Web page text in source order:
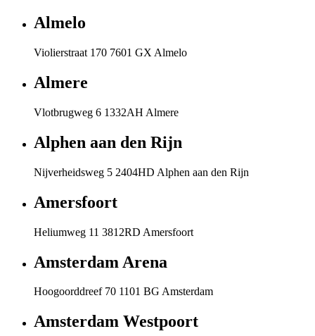
Almelo
Violierstraat 170 7601 GX Almelo
Almere
Vlotbrugweg 6 1332AH Almere
Alphen aan den Rijn
Nijverheidsweg 5 2404HD Alphen aan den Rijn
Amersfoort
Heliumweg 11 3812RD Amersfoort
Amsterdam Arena
Hoogoorddreef 70 1101 BG Amsterdam
Amsterdam Westpoort